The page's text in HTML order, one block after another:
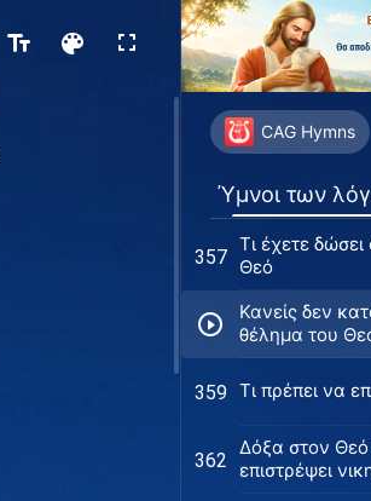
CAG Hymns
Ύμνοι των
353
Η σκηνή του
ανάμεσα
354
Το όνομα του
στα έθνη των
356 έργο του Θεού
357
Τι έχετε
Θεό
Κανείς δεν
θέλημα του
359 Τι πρέπει να
362
Δόξα στον Θεό
επιστρέψει